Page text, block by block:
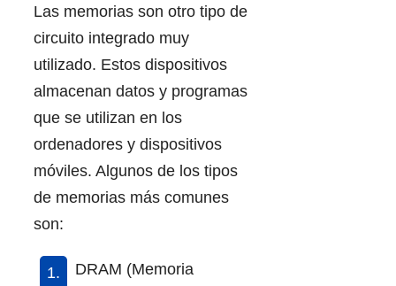
Las memorias son otro tipo de
circuito integrado muy
utilizado. Estos dispositivos
almacenan datos y programas
que se utilizan en los
ordenadores y dispositivos
móviles. Algunos de los tipos
de memorias más comunes
son:
DRAM (Memoria